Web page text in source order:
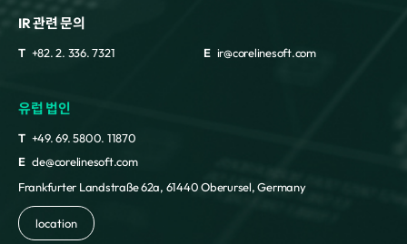
IR 관련 문의
T +82. 2. 336. 7321 E ir@corelinesoft.com
유럽 법인
T +49. 69. 5800. 11870
E cle@corelinesoft.com
Frankfurter Landstraße 62a, 61440 Oberursel, Germany
location